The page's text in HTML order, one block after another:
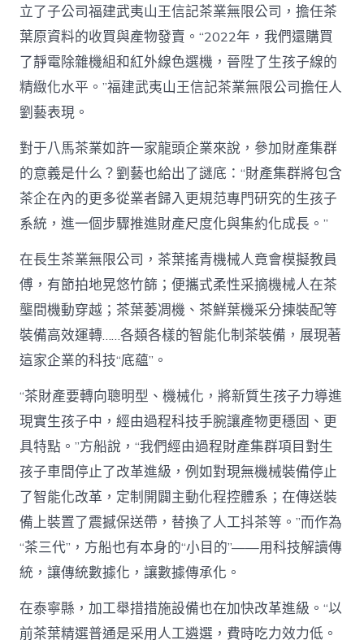
立了子公司福建武夷山王信記茶業無限公司，擔任茶
葉原資料的收買與產物發賣。“2022年，我們還購買
了靜電除雜機組和紅外線色選機，晉陞了生孩子線的
精緻化水平。”福建武夷山王信記茶業無限公司擔任人
劉藝表現。
對于八馬茶業如許一家龍頭企業來說，參加財產集群
的意義是什么？劉藝也給出了謎底：“財產集群將包含
茶企在內的更多從業者歸入更規范專門研究的生孩子
系統，進一個步驟推進財產尺度化與集約化成長。”
在長生茶業無限公司，茶葉搖青機械人竟會模擬教員
傅，有節拍地晃悠竹篩；便攜式柔性采摘機械人在茶
壟間機動穿越；茶葉萎凋機、茶鮮葉機采分揀裝配等
裝備高效運轉……各類各樣的智能化制茶裝備，展現著
這家企業的科技“底蘊”。
“茶財產要轉向聰明型、機械化，將新質生孩子力導進
現實生孩子中，經由過程科技手腕讓產物更穩固、更
具特點。”方船說，“我們經由過程財產集群項目對生
孩子車間停止了改革進級，例如對現無機械裝備停止
了智能化改革，定制開闢主動化程控體系；在傳送裝
備上裝置了震撼保送帶，替換了人工抖茶等。”而作為
“茶三代”，方船也有本身的“小目的”——用科技解讀傳
統，讓傳統數據化，讓數據傳承化。
在泰寧縣，加工舉措措施設備也在加快改革進級。“以
前茶葉精選普通是采用人工遴選，費時吃力效力低。